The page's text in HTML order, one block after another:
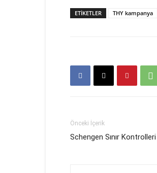
ETIKETLER THY kampanya
Önceki İçerik
Schengen Sınır